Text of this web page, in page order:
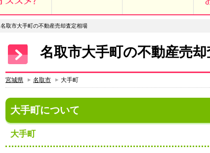
名取市大手町の不動産売却査定相場
名取市大手町の不動産売
宮城県 名取市 大手町
大手町について
大手町